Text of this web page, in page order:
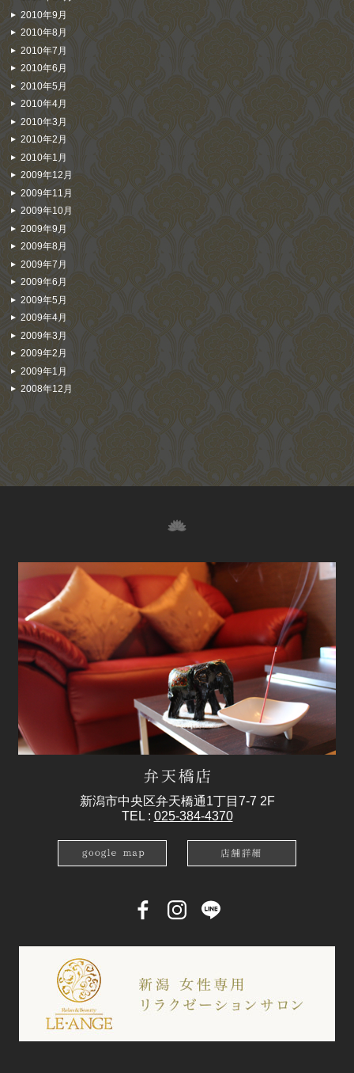
2010年9月
2010年8月
2010年7月
2010年6月
2010年5月
2010年4月
2010年3月
2010年2月
2010年1月
2009年12月
2009年11月
2009年10月
2009年9月
2009年8月
2009年7月
2009年6月
2009年5月
2009年4月
2009年3月
2009年2月
2009年1月
2008年12月
新潟市中央区弁天橋通1丁目7-7 2F
TEL : 025-384-4370